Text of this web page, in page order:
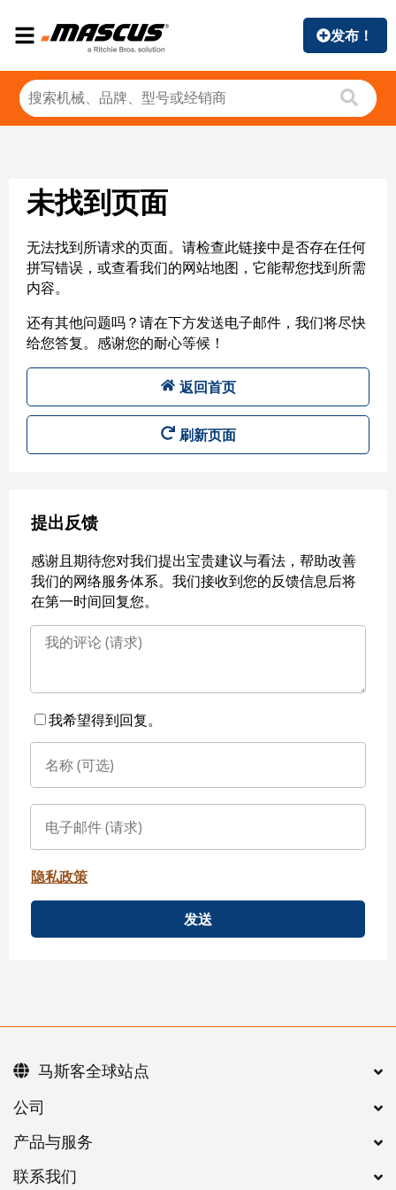
发布！
未找到页面
无法找到所请求的页面。请检查此链接中是否存在任何
拼写错误，或查看我们的网站地图，它能帮您找到所需
内容。
还有其他问题吗？请在下方发送电子邮件，我们将尽快
给您答复。感谢您的耐心等候！
返回首页
刷新页面
提出反馈
感谢且期待您对我们提出宝贵建议与看法，帮助改善
我们的网络服务体系。我们接收到您的反馈信息后将
在第一时间回复您。
我希望得到回复。
隐私政策
发送
公司
产品与服务
联系我们
马斯客全球站点